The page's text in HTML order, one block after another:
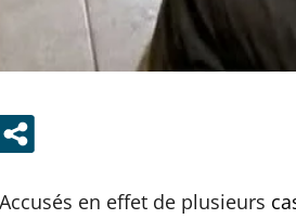
en effet de plusieurs